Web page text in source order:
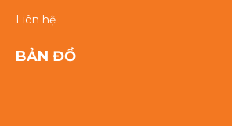
Liên hệ
BẢN ĐỒ